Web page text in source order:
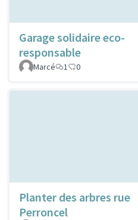
Garage solidaire eco-
responsable
Marcé
1 0
Planter des arbres rue
Perroncel